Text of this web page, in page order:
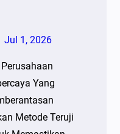
Jul 1, 2026
Yang
Metode Teruji